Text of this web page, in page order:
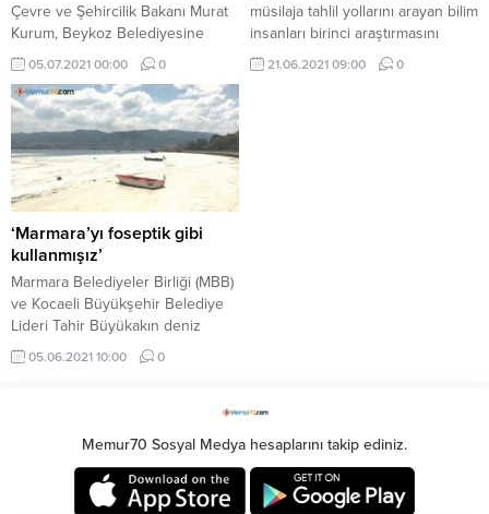
Çevre ve Şehircilik Bakanı Murat
Kurum, Beykoz Belediyesine
ziyarette bulundu. Ziyaretin
ardından açıklamalarda bulunan
Bakan Kurum, "Bugün ...
05.07.2021 00:00 0
müsilaja tahlil yollarını arayan bilim
insanları birinci araştırmasını
Tekirdağ Marmara Ereğlisi'nde
yaptı ...
21.06.2021 09:00 0
‘Marmara’yı foseptik gibi
kullanmışız’
Marmara Belediyeler Birliği (MBB)
ve Kocaeli Büyükşehir Belediye
Lideri Tahir Büyükakın deniz
salyası (müsilaj) konusunda ortak
hareket edilmesi ...
05.06.2021 10:00 0
Memur70 Sosyal Medya hesaplarını takip ediniz.